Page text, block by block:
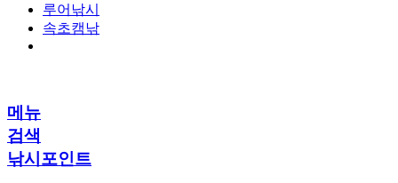
루어낚시
속초캠낚
메뉴
검색
낚시포인트